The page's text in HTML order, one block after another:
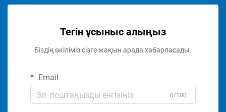
Тегін ұсыныс алыңыз
Біздің өкіліміз сізге жақын арада хабарласады.
Email
0/100